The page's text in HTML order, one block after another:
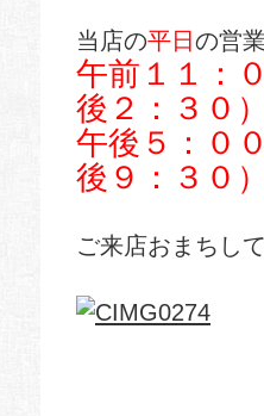
当店の平日 の営
午前１１：
後２：３０
午後５：０
後９：３０
ご来店おまちし